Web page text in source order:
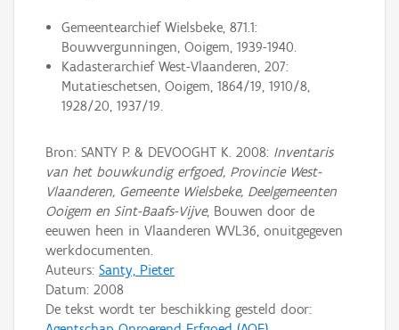
Gemeentearchief Wielsbeke, 871.1:
Bouwvergunningen, Ooigem, 1939-1940.
Kadasterarchief West-Vlaanderen, 207:
Mutatieschetsen, Ooigem, 1864/19, 1910/8,
1928/20, 1937/19.
Bron: SANTY P. & DEVOOGHT K. 2008: Inventaris
van het bouwkundig erfgoed, Provincie West-
Vlaanderen, Gemeente Wielsbeke, Deelgemeenten
Ooigem en Sint-Baafs-Vijve, Bouwen door de
eeuwen heen in Vlaanderen WVL36, onuitgegeven
werkdocumenten.
Auteurs: Santy, Pieter
Datum: 2008
De tekst wordt ter beschikking gesteld door: